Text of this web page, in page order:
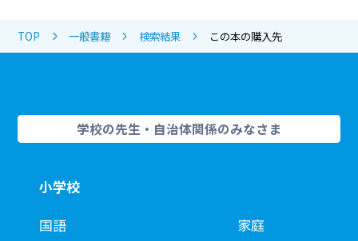
TOP 一般書籍 検索結果 この本の購入先
学校の先生・自治体関係のみなさま
小学校
国語
家庭